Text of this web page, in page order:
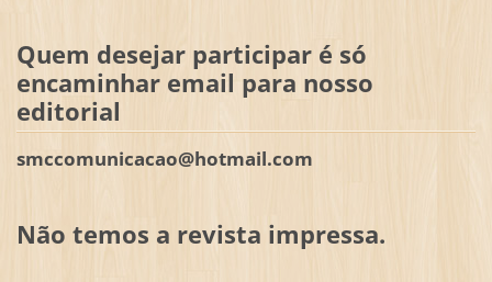
Quem desejar participar é só
encaminhar email para nosso
editorial
smccomunicacao@hotmail.com
Não temos a revista impressa.